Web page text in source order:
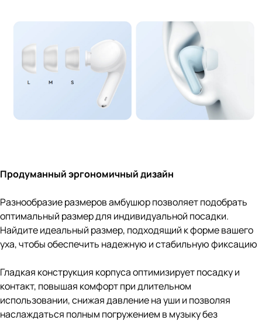
Продуманный эргономичный дизайн
Разнообразие размеров амбушюр позволяет подобрать
оптимальный размер для индивидуальной посадки.
Найдите идеальный размер, подходящий к форме вашего
уха, чтобы обеспечить надежную и стабильную фиксацию
Гладкая конструкция корпуса оптимизирует посадку и
контакт, повышая комфорт при длительном
использовании, снижая давление на уши и позволяя
наслаждаться полным погружением в музыку без